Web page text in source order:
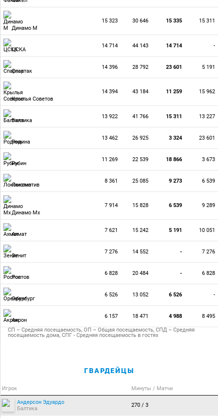
Динамо М
15 323 30 646 15 335 15 311
ЦСКА
14 714 44 143 14 714 -
Спартак
14 396 28 792 23 601 5 191
Крылья Советов
14 394 43 184 11 259 15 962
Балтика
13 922 41 766 15 311 13 227
Родина
13 462 26 925 3 324 23 601
Рубин
11 269 22 539 18 866 3 673
Локомотив
8 361 25 085 9 273 6 539
Динамо Мх
7 914 15 828 6 539 9 289
Ахмат
7 621 15 242 5 191 10 051
Зенит
7 276 14 552 - 7 276
Ростов
6 828 20 484 - 6 828
Оренбург
6 526 13 052 6 526 -
Акрон
6 157 18 471 4 988 8 495
СП – Средняя посещаемость, ОП – Общая посещаемость, СПД – Средняя
посещаемость дома, СПГ - Средняя посещаемость в гостях
ГВАРДЕЙЦЫ
Игрок Минуты / Матчи
Андерсон Эдуардо
Балтика
270 / 3